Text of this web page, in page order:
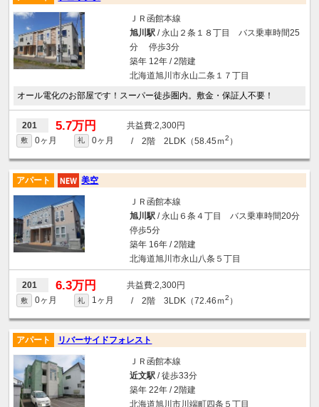
ＪＲ函館本線
旭川駅/ 永山２条１８丁目 バス乗車時間25
分 停歩3分
築年 12年 / 2階建
北海道旭川市永山二条１７丁目
オール電化のお部屋です！スーパー徒歩圏内。敷金・保証人不要！
201 5.7万円 2,300円
敷 0ヶ月 礼 0ヶ月 / 2階 2LDK（58.45ｍ2 ）
アパート 美空
ＪＲ函館本線
旭川駅/ 永山６条４丁目 バス乗車時間20分
停歩5分
築年 16年 / 2階建
北海道旭川市永山八条５丁目
201 6.3万円 2,300円
敷 0ヶ月 礼 1ヶ月 / 2階 3LDK（72.46ｍ2 ）
アパート リバーサイドフォレスト
ＪＲ函館本線
近文駅/ 徒歩33分
築年 22年 / 2階建
北海道旭川市川端町四条５丁目